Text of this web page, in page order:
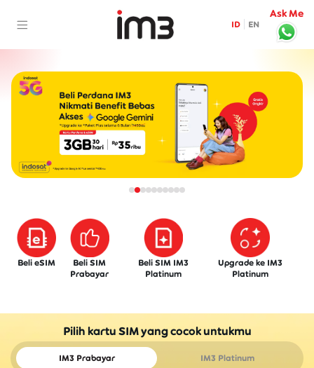
ID EN
Ask Me
Beli eSIM
Beli SIM
Prabayar
Beli SIM IM3
Platinum
Upgrade ke IM3
Platinum
Pilih kartu SIM yang cocok untukmu
IM3 Prabayar IM3 Platinum